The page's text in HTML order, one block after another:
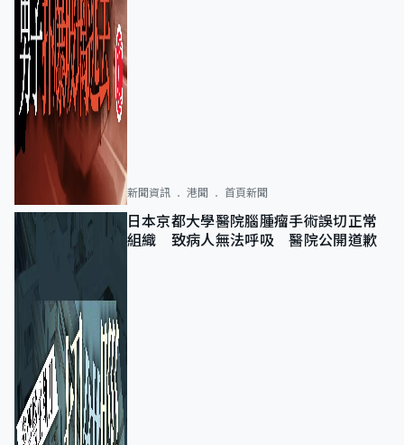
新聞資訊 港聞 首頁新聞
日本京都大學醫院腦腫瘤手術誤切正常
組織 致病人無法呼吸 醫院公開道歉